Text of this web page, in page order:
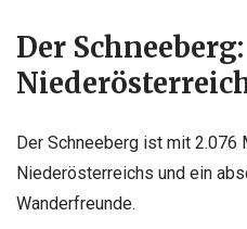
Der
Der Schneeberg ist mit 2.076
Niederösterreichs und ein
Wanderfreunde.